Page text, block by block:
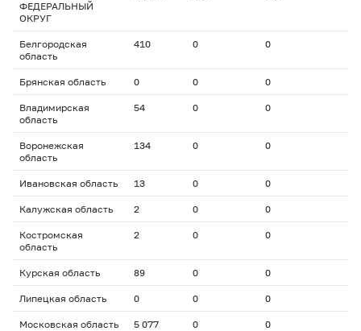
ФЕДЕРАЛЬНЫЙ
ОКРУГ
Белгородская
область
410 0 0
Брянская область 0 0 0
Владимирская
область
54 0 0
Воронежская
область
134 0 0
Ивановская область 13 0 0
Калужская область 2 0 0
Костромская
область
2 0 0
Курская область 89 0 0
Липецкая область 0 0 0
Московская область 5 077 0 0